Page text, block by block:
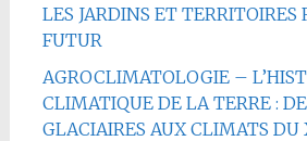
LES JARDINS ET TERRITOIRES
FUTUR
AGROCLIMATOLOGIE –
CLIMATIQUE DE LA TERRE :
GLACIAIRES AUX CLIMATS DU